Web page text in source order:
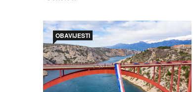
OBAVIJESTI